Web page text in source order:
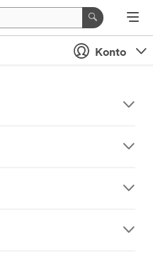
Konto